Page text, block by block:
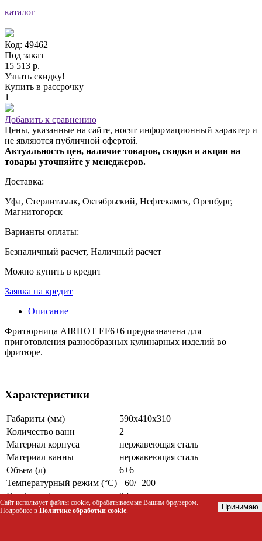
каталог
Код: 49462
Под заказ
15 513 р.
Узнать скидку!
Купить в рассрочку
1
Добавить к сравнению
Цены, указанные на сайте, носят информационный характер и
не являются публичной офертой.
Актуальность цен, наличие товаров, скидки и акции на
товары уточняйте у менеджеров.
Доставка:
Уфа, Стерлитамак, Октябрьский, Нефтекамск, Оренбург,
Магнитогорск
Варианты оплаты:
Безналичный расчет, Наличный расчет
Можно купить в кредит
Заявка на кредит
Описание
Фритюрница AIRHOT EF6+6 предназначена для
приготовления разнообразных кулинарных изделий во
фритюре.
Характеристики
Габариты (мм)
590х410х310
Количество ванн
2
Материал корпуса
нержавеющая сталь
Материал ванны
нержавеющая сталь
Объем (л)
6+6
Температурный режим (°С) +60/+200
Вес (нетто)
9,6 кг
----------------------------------------------------------------------------------
Сайт использует файлы cookie, обрабатываемые Вашим браузером.
Подробнее в Политике обработки cookie. Принимаю